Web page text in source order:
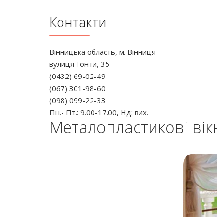
Контакти
Вінницька область, м. Вінниця
вулиця Гонти, 35
(0432) 69-02-49
(067) 301-98-60
(098) 099-22-33
Пн.- Пт.: 9.00-17.00, Нд: вих.
Металопластикові